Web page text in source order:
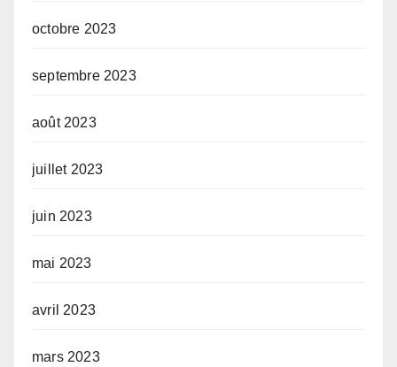
octobre 2023
septembre 2023
août 2023
juillet 2023
juin 2023
mai 2023
avril 2023
mars 2023